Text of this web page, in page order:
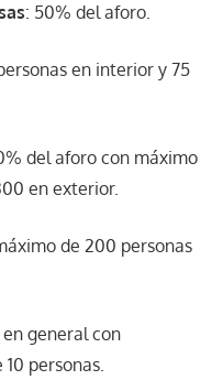
: 50% del aforo.
en interior y 75
del aforo con máximo
en exterior.
de 200 personas
general con
personas.